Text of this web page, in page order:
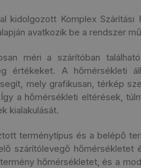
kidolgozott Komplex Szárítási
avatkozik be a rendszer
méri a szárítóban
értékeket. A hőmérsékleti
mely grafikusan, térkép
a hőmérsékleti eltérések,
kialakulását.
terménytípus és a belépő
szárítólevegő hőmérsékletet
hőmérsékletet, és a